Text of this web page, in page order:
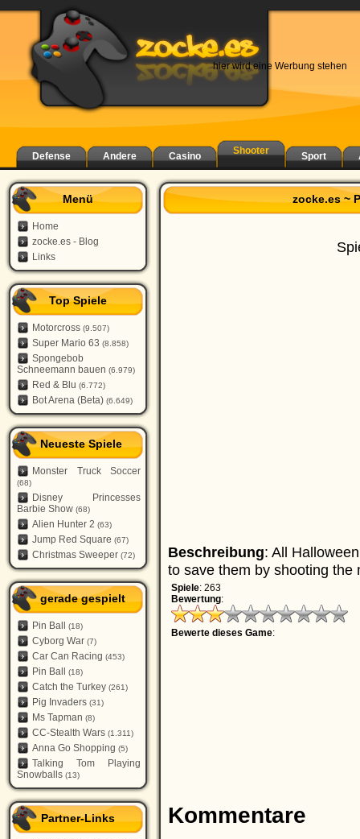
hier wird eine Werbung stehen
Defense Andere Casino Shooter Sport
Menü
Home
zocke.es - Blog
Links
Top Spiele
Motorcross (9.507)
Super Mario 63 (8.858)
Spongebob
Schneemann bauen (6.979)
Red & Blu (6.772)
Bot Arena (Beta) (6.649)
Neueste Spiele
Monster Truck Soccer
(68)
Disney Princesses
Barbie Show (68)
Alien Hunter 2 (63)
Jump Red Square (67)
Christmas Sweeper (72)
gerade gespielt
Pin Ball (18)
Cyborg War (7)
Car Can Racing (453)
Pin Ball (18)
Catch the Turkey (261)
Pig Invaders (31)
Ms Tapman (8)
CC-Stealth Wars (1.311)
Anna Go Shopping (5)
Talking Tom Playing
Snowballs (13)
Partner-Links
zocke.es ~
Beschreibung: All
to save them by shooting the
Spiele: 263
Bewertung:
Bewerte dieses Game:
Kommentare